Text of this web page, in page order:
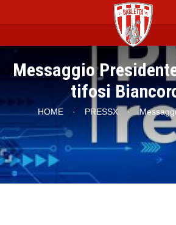
Messaggio
tifosi
HOME · PRESSX ·